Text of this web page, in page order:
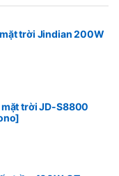
trời Jindian 200W
trời JD-S8800